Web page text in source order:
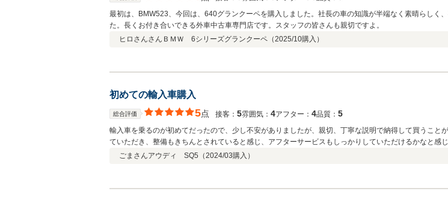
最初は、BMW523、今回は、640グランクーペを購入しました。社長の車の知識が半端なく素晴らしく
た。長くお付き合いできる外車中古車専門店です。スタッフの皆さんも親切ですよ。
ヒロさんさん ＢＭＷ 6シリーズグランクーペ（2025/10購入）
初めての輸入車購入
総合評価 5点 接客： 5雰囲気： 4アフター： 4品質： 5
輸入車を乗るのが初めてだったので、少し不安がありましたが、親切、丁寧な説明で納得して買うこ
ていただき、整備もきちんとされていると感じ、アフターサービスもしっかりしていただけるかなと感
ごまさんアウディ SQ5（2024/03購入）